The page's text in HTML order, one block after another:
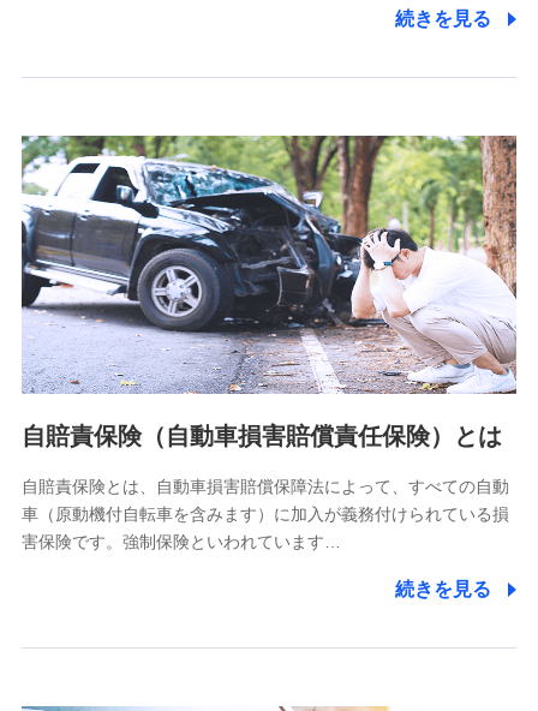
をお送りするため
分析するため
当社の対応品質向上やお問い合わせ内容の正確な把握のため
個人情報保護管理者の職名、連絡先
株式会社ドコモ・インシュアランス 営業部長
〒103-0013 東京都中央区日本橋人形町2-14-10 アーバン
ネット日本橋ビル 3F
株式会社ドコモ・インシュアランス
個人情報の第三者提供について
除き、第三者に提供いたしません。
業務の委託
当社は利用目的の達成に必要な範囲内において個人情報の取
続きを見る
自賠責保険（自動車損害賠償責任保険）とは
自賠責保険とは、自動車損害賠償保障法によって、すべての自動
車（原動機付自転車を含みます）に加入が義務付けられている損
害保険です。強制保険といわれています…
続きを見る